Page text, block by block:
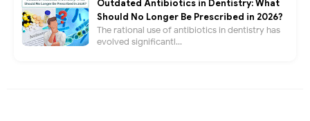
Outdated Antibiotics in Dentistry: What
Should No Longer Be Prescribed in 2026?
The rational use of antibiotics in dentistry has
evolved significantl...